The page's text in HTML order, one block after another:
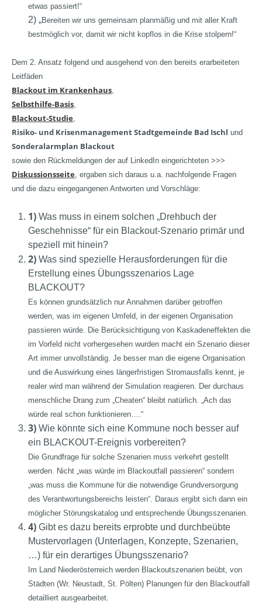
etwas passiert!“
2) „Bereiten wir uns gemeinsam planmäßig und mit aller Kraft
bestmöglich vor, damit wir nicht kopflos in die Krise stolpern!“
Dem 2. Ansatz folgend und ausgehend von den bereits erarbeiteten
Leitfäden
Blackout im Krankenhaus
Selbsthilfe-Basis
Blackout-Studie
Risiko- und Krisenmanagement Stadtgemeinde Bad Ischl und
Sonderalarmplan Blackout
sowie den Rückmeldungen der auf LinkedIn eingerichteten >>>
Diskussionsseite , ergaben sich daraus u.a. nachfolgende Fragen
und die dazu eingegangenen Antworten und Vorschläge:
1) Was muss in einem solchen „Drehbuch der
Geschehnisse“ für ein Blackout-Szenario primär und
speziell mit hinein?
2) Was sind spezielle Herausforderungen für die
Erstellung eines Übungsszenarios Lage
BLACKOUT?
Es können grundsätzlich nur Annahmen darüber getroffen
werden, was im eigenen Umfeld, in der eigenen Organisation
passieren würde. Die Berücksichtigung von Kaskadeneffekten die
im Vorfeld nicht vorhergesehen wurden macht ein Szenario dieser
Art immer unvollständig. Je besser man die eigene Organisation
und die Auswirkung eines längerfristigen Stromausfalls kennt, je
realer wird man während der Simulation reagieren. Der durchaus
menschliche Drang zum „Cheaten“ bleibt natürlich. „Ach das
würde real schon funktionieren….“
3) Wie könnte sich eine Kommune noch besser auf
ein BLACKOUT-Ereignis vorbereiten?
Die Grundfrage für solche Szenarien muss verkehrt gestellt
werden. Nicht „was würde im Blackoutfall passieren“ sondern
„was muss die Kommune für die notwendige Grundversorgung
des Verantwortungsbereichs leisten“. Daraus ergibt sich dann ein
möglicher Störungskatalog und entsprechende Übungsszenarien.
4) Gibt es dazu bereits erprobte und durchbeübte
Mustervorlagen (Unterlagen, Konzepte, Szenarien,
…) für ein derartiges Übungsszenario?
Im Land Niederösterreich werden Blackoutszenarien beübt, von
Städten (Wr. Neustadt, St. Pölten) Planungen für den Blackoutfall
detailliert ausgearbeitet.